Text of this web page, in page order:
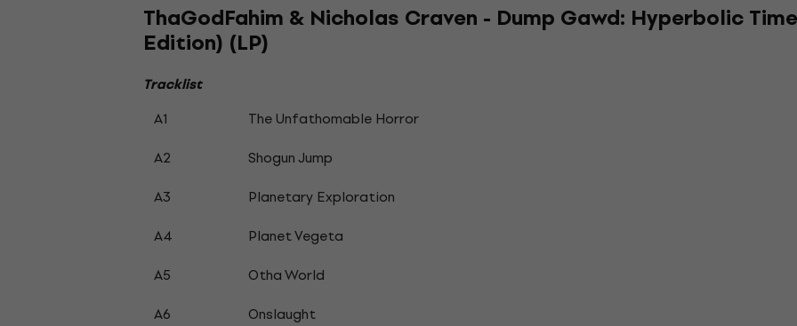
ThaGodFahim & Nicholas Craven - Dump Gawd: Hyperbolic
Edition) (LP)
Tracklist
A1
The Unfathomable Horror
A2
Shogun Jump
A3
Planetary Exploration
A4
Planet Vegeta
A5
Otha World
A6
Onslaught